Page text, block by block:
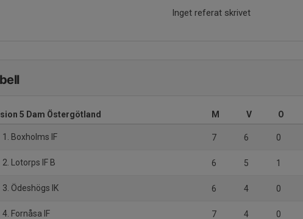
Inget referat skrivet
5 Dam Östergötland M V O
1. Boxholms IF 7 6 0
2. Lotorps IF B 6 5 1
3. Ödeshögs IK 6 4 0
4. Fornåsa IF 7 4 0